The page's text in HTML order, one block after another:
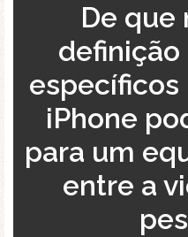
De que
definição
específicos
iPhone
para um
entre a